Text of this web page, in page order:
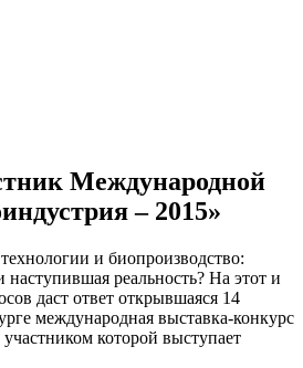
Международной
– 2015»
и биопроизводство:
наступившая реальность? На этот и
даст ответ открывшаяся 14
международная выставка-конкурс
которой выступает